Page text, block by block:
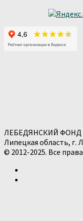
ЛЕБЕДЯНСКИЙ ФОНД
Липецкая область, г.
© 2012-2025. Все